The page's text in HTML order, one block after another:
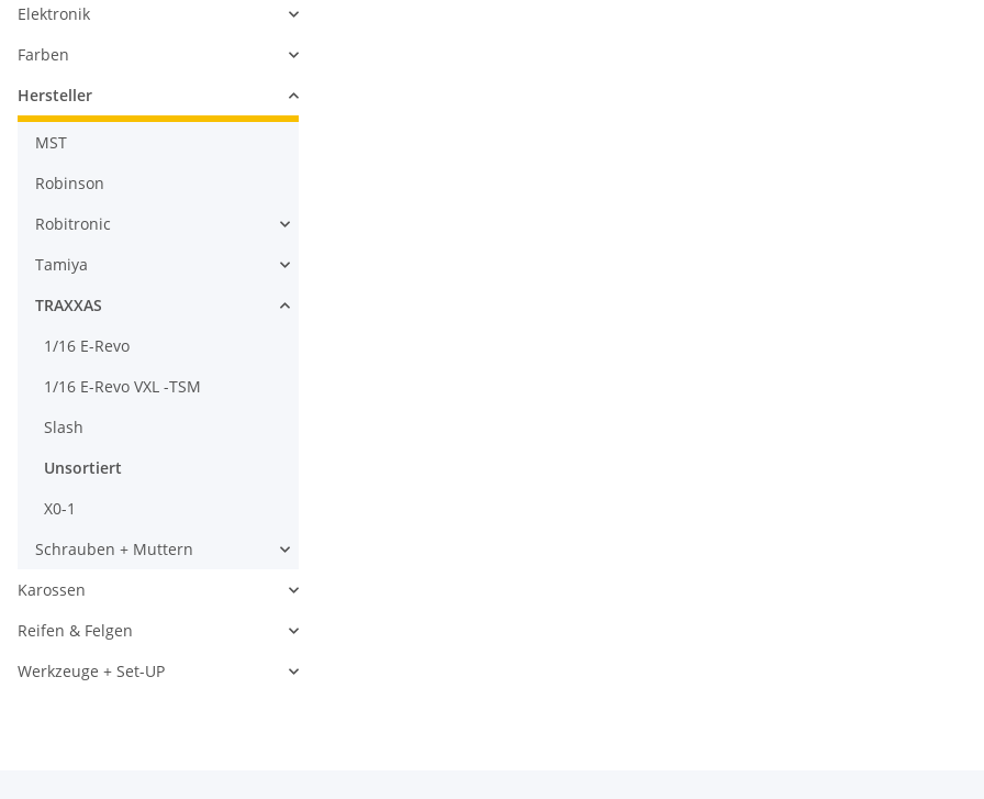
Elektronik
Farben
Hersteller
MST
Robinson
Robitronic
Tamiya
TRAXXAS
1/16 E-Revo
1/16 E-Revo VXL -TSM
Slash
Unsortiert
X0-1
Schrauben + Muttern
Karossen
Reifen & Felgen
Werkzeuge + Set-UP